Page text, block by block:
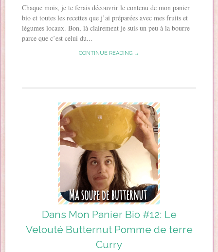
Chaque mois, je te ferais découvrir le contenu de mon panier
bio et toutes les recettes que j’ai préparées avec mes fruits et
légumes locaux. Bon, là clairement je suis un peu à la bourre
parce que c’est celui du...
CONTINUE READING →
Dans Mon Panier Bio #12: Le
Velouté Butternut Pomme de terre
Curry